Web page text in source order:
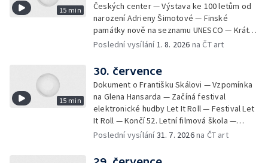
15 min
Českých center — Výstava ke 100 letům od
narození Adrieny Šimotové — Finské
památky nově na seznamu UNESCO — Krátké
zprávy z kultury — Začíná Jiráskův Hronov —
Poslední vysílání1. 8. 2026 na ČT art
15 min
30. července
Dokument o Františku Skálovi — Vzpomínka
na Glena Hansarda — Začíná festival
elektronické hudby Let It Roll — Festival Let
It Roll — Končí 52. Letní filmová škola —
Krátké zprávy z kultury — Rekonstrukce
Poslední vysílání31. 7. 2026na ČT art